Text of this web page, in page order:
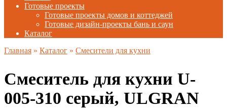
Готовые проекты
Готовые проекты домов и коттеджей
Готовые дизайн-проекты бань и саун
Каталог
Главная » Каталог » Смесители для кухни
Смеситель для кухни U-
005-310 серый, ULGRAN